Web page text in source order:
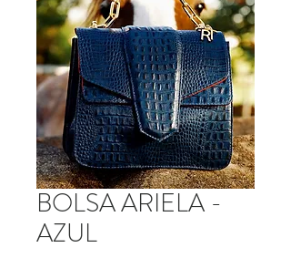
BOLSA ARIELA -
AZUL